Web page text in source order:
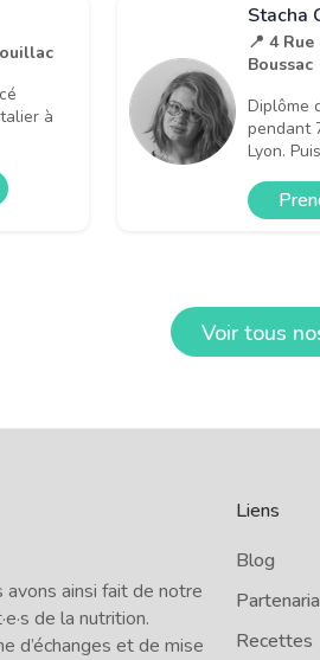
à
Stacha
📍 4
Boussac
Diplôme
pendant
Lyon.
Voir tous
avons ainsi fait de notre
de la nutrition.
d’échanges et de mise
Liens
Blog
Recettes